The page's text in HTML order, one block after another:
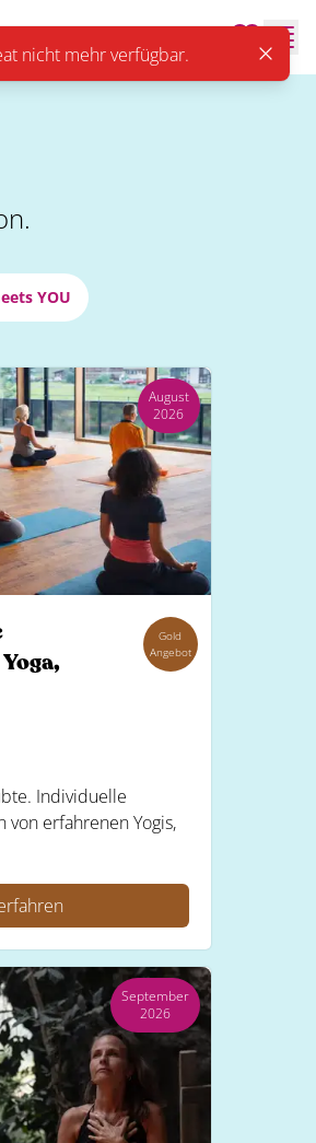
nicht mehr verfügbar.
Close
YOU
August
2026
Gold
Angebot
Individuelle
erfahrenen Yogis,
September
2026